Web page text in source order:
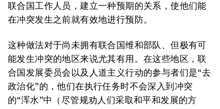
联合国工作人员，建立一种预期的关系，使他们能
在冲突发生之前就有效地进行预防。
这种做法对于尚未拥有联合国维和部队、但极有可
能发生冲突的地区来说尤其有用。在这些地区，联
合国发展委员会以及人道主义行动的参与者们是“去
政治化”的，他们在执行任务时不会深入到冲突
的“浑水”中（尽管规劝人们采取和平和发展的方